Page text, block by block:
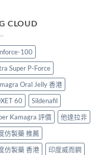
辨
買
指
南〉
中
划
60
與
原
廠
較
及
正
貨
分
辨
指
南〉
香
度
買
抵？
Super
Tadarise
雙
效
片
效
果
與
選
壯
推
薦
2026：
香
男
士
必
睇
的
印
度
仿
CLOUD
100
Super P-Force
Oral Jelly 香港
60
Sildenafil
Kamagra 評價
他達拉非
仿製藥 推薦
仿製藥 香港
印度威而鋼